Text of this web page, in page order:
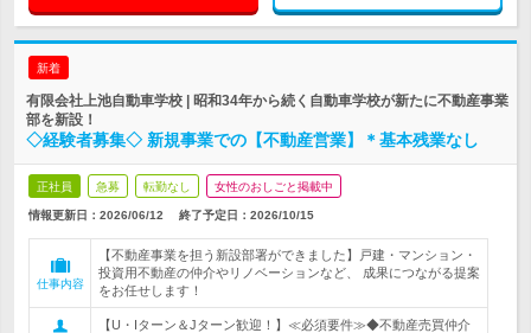
新着
有限会社上池自動車学校 | 昭和34年から続く自動車学校が新たに不動産事業
部を新設！
◇経験者募集◇ 新規事業での【不動産営業】＊基本残業なし
正社員 急募 転勤なし 女性のおしごと掲載中
情報更新日：2026/06/12 終了予定日： 2026/10/15
仕事内容
【不動産事業を担う新設部署ができました】戸建・マンション・
投資用不動産の仲介やリノベーションなど、 成果につながる提案
をお任せします！
【U・Iターン＆Jターン歓迎！】≪必須要件≫◆不動産売買仲介